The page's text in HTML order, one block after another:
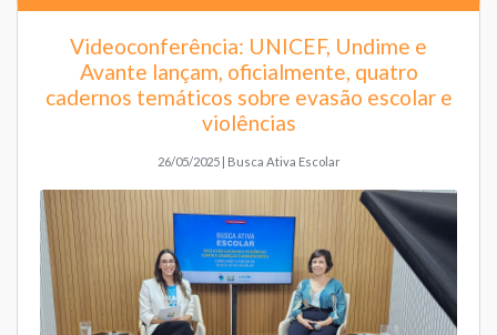
Videoconferência: UNICEF, Undime e
Avante lançam, oficialmente, quatro
cadernos temáticos sobre evasão escolar e
violências
26/05/2025 | Busca Ativa Escolar